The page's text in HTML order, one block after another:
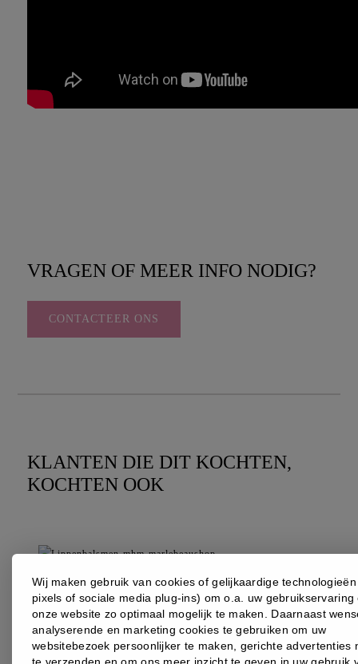
VRAGEN OF MEER INFO NODIG?
CONTACTEER ONS
KLANTEN DIE DIT KOCHTEN,
KOCHTEN OOK
Wij maken gebruik van cookies of gelijkaardige
pixels of sociale media plug-ins) om o.a. uw gebruikservaring
onze website zo optimaal mogelijk te maken. Daarnaast
analyserende en marketing cookies te gebruiken om uw
websitebezoek persoonlijker te maken, gerichte advertenties